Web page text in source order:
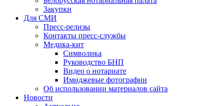
Закупки
Для СМИ
Пресс-релизы
Контакты пресс-службы
Медика-кит
Символика
Руководство БНП
Видео о нотариате
Имиджевые фотографии
Об использовании материалов сайта
Новости